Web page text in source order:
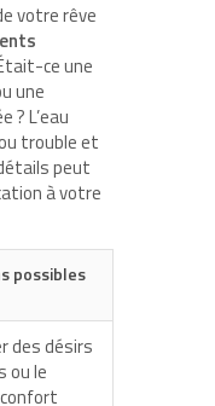
votre rêve
ce une
une
? L’eau
trouble et
peut
à votre
possibles
des désirs
ou le